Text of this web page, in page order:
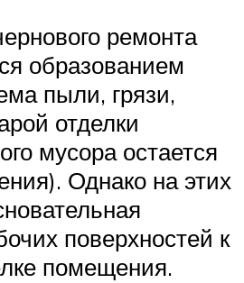
ремонта
образованием
пыли, грязи,
отделки
мусора остается
Однако на этих
поверхностей к
помещения.